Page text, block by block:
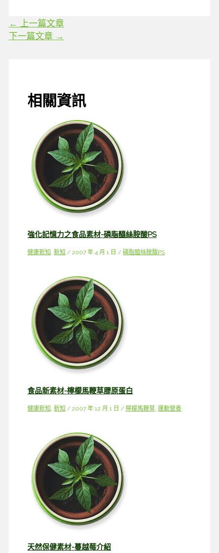
←
上一篇文章
下一篇文章 →
相關資訊
強化記憶力之食品素材-磷脂醯絲胺酸PS
健康新知 ,新知 / 2007 年 4 月 1 日/磷脂醯絲胺酸PS
食品新素材-檸檬馬鞭草膠原蛋白
健康新知 ,新知 / 2007 年 12 月 1 日/檸檬馬鞭草,運動營養
天然保健素材-蔓越莓介紹